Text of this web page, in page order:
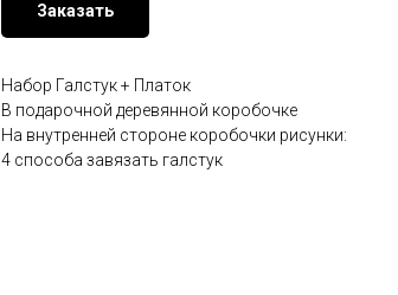
Заказать
Набор Галстук + Платок
В подарочной деревянной коробочке
На внутренней стороне коробочки рисунки:
4 способа завязать галстук